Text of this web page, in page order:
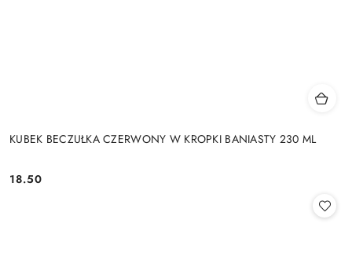
KUBEK BECZUŁKA CZERWONY W KROPKI BANIASTY 230 ML
Cena:
18.50